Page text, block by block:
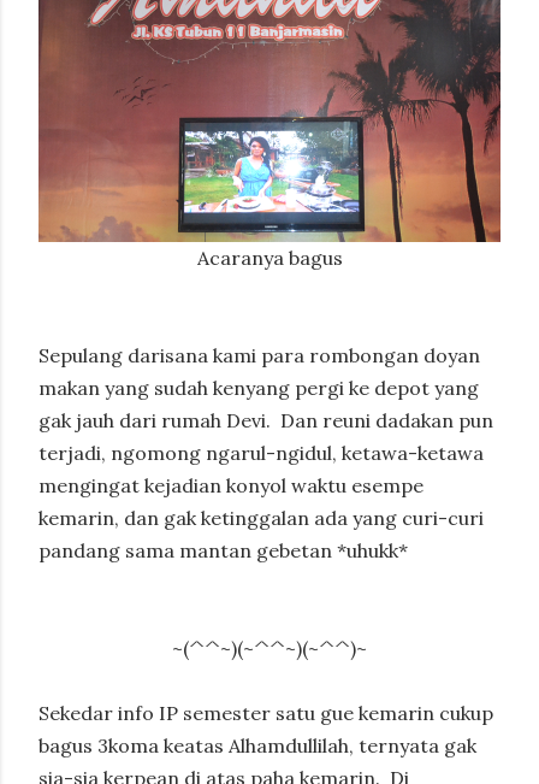
Acaranya bagus
Sepulang darisana kami para rombongan doyan
makan yang sudah kenyang pergi ke depot yang
gak jauh dari rumah Devi. Dan reuni dadakan pun
terjadi, ngomong ngarul-ngidul, ketawa-ketawa
mengingat kejadian konyol waktu esempe
kemarin, dan gak ketinggalan ada yang curi-curi
pandang sama mantan gebetan *uhukk*
~(^^~)(~^^~)(~^^)~
Sekedar info IP semester satu gue kemarin cukup
bagus 3koma keatas Alhamdullilah, ternyata gak
sia-sia kerpean di atas paha kemarin. Di